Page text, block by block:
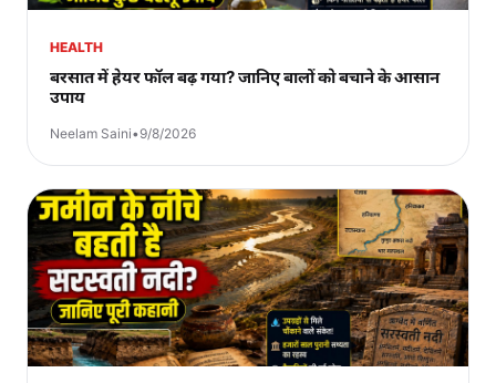
HEALTH
बरसात में हेयर फॉल बढ़ गया? जानिए बालों को बचाने के आसान
उपाय
Neelam Saini•9/8/2026